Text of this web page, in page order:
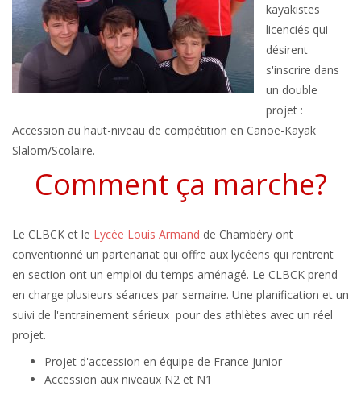
kayakistes
licenciés qui
désirent
s'inscrire dans
un double
projet :
Accession au haut-niveau de compétition en Canoë-Kayak
Slalom/Scolaire.
Comment ça marche?
Le CLBCK et le Lycée Louis Armand de Chambéry ont
conventionné un partenariat qui offre aux lycéens qui rentrent
en section ont un emploi du temps aménagé. Le CLBCK prend
en charge plusieurs séances par semaine. Une planification et un
suivi de l'entrainement sérieux pour des athlètes avec un réel
projet.
Projet d'accession en équipe de France junior
Accession aux niveaux N2 et N1